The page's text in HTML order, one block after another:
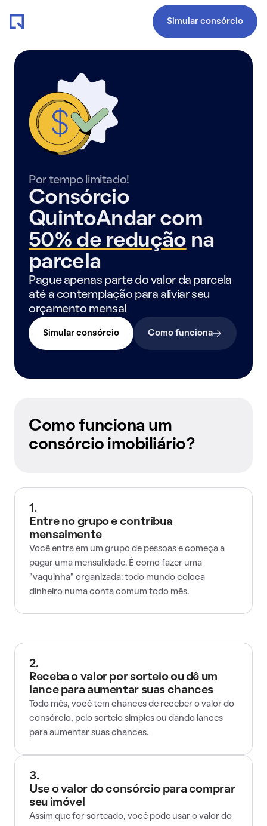
Simular consórcio
Por tempo limitado!
Consórcio
QuintoAndar com
50% de redução na
parcela
Pague apenas parte do valor da parcela
até a contemplação para aliviar seu
orçamento mensal
Simular consórcio Como funciona
Como funciona um
consórcio imobiliário?
1.
Entre no grupo e contribua
mensalmente
Você entra em um grupo de pessoas e começa a
pagar uma mensalidade. É como fazer uma
"vaquinha" organizada: todo mundo coloca
dinheiro numa conta comum todo mês.
2.
Receba o valor por sorteio ou dê um
lance para aumentar suas chances
Todo mês, você tem chances de receber o valor do
consórcio, pelo sorteio simples ou dando lances
para aumentar suas chances.
3.
Use o valor do consórcio para comprar
seu imóvel
Assim que for sorteado, você pode usar o valor do